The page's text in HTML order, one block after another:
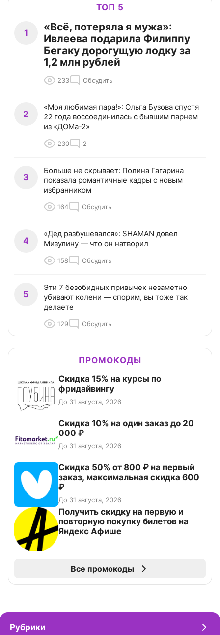
ТОП 5
1
«Всё, потеряла я мужа»:
Ивлеева подарила Филиппу
Бегаку дорогущую лодку за
1,2 млн рублей
233 Обсудить
2
«Моя любимая пара!»: Ольга Бузова спустя
22 года воссоединилась с бывшим парнем
из «ДОМа-2»
230 2
3
Больше не скрывает: Полина Гагарина
показала романтичные кадры с новым
избранником
164 Обсудить
4
«Дед разбушевался»: SHAMAN довел
Мизулину — что он натворил
158 Обсудить
5
Эти 7 безобидных привычек незаметно
убивают колени — спорим, вы тоже так
делаете
129 Обсудить
ПРОМОКОДЫ
Скидка 15% на курсы по
фридайвингу
До 31 августа, 2026
Скидка 10% на один заказ до 20
000 ₽
До 31 августа, 2026
Скидка 50% от 800 ₽ на первый
заказ, максимальная скидка 600
₽
До 31 августа, 2026
Получить скидку на первую и
повторную покупку билетов на
Яндекс Афише
Все промокоды
Рубрики